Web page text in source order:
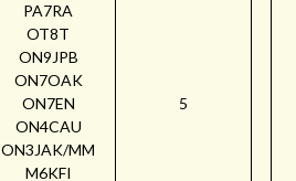
PA7RA
OT8T
ON9JPB
ON7OAK
ON7EN
ON4CAU
ON3JAK/MM
M6KFI
5